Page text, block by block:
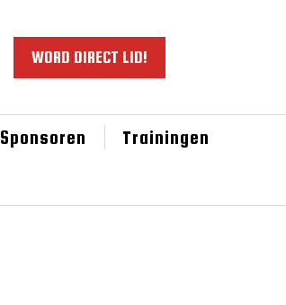
WORD DIRECT LID!
Sponsoren Trainingen